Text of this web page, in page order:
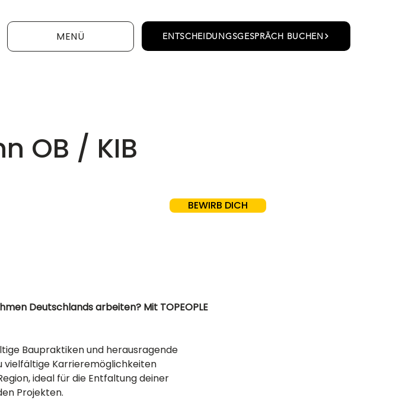
MENÜ ENTSCHEIDUNGSGESPRÄCH BUCHEN
OB / KIB
BEWIRB DICH
Deutschlands arbeiten? Mit TOPEOPLE
Baupraktiken und herausragende
vielfältige Karrieremöglichkeiten
ideal für die Entfaltung deiner
Projekten.